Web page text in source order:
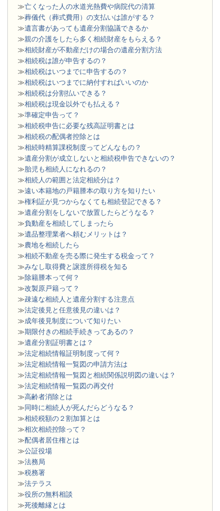
≫亡くなった人の水道光熱費や病院代の清算
≫葬儀代（葬式費用）の支払いは誰がする？
≫遺言書があっても遺産分割協議できるか
≫親の介護をしたら多く相続財産をもらえる？
≫相続財産が不動産だけの場合の遺産分割方法
≫相続税は誰が申告するの？
≫相続税はいつまでに申告するの？
≫相続税はいつまでに納付すればいいのか
≫相続税は分割払いできる？
≫相続税は現金以外でも払える？
≫準確定申告って？
≫相続税申告に必要な残高証明書とは
≫相続税の配偶者控除とは
≫相続時精算課税制度ってどんなもの？
≫遺産分割が成立しないと相続税申告できないの？
≫胎児も相続人になれるの？
≫相続人の範囲と法定相続分は？
≫遠い本籍地の戸籍謄本の取り方を知りたい
≫権利証が見つからなくても相続登記できる？
≫遺産分割をしないで放置したらどうなる？
≫負動産を相続してしまったら
≫遺品整理業者へ頼むメリットは？
≫農地を相続したら
≫相続不動産を売る際に発生する税金って？
≫みなし取得費と譲渡所得税を知る
≫除籍謄本って何？
≫改製原戸籍って？
≫疎遠な相続人と遺産分割する注意点
≫法定後見と任意後見の違いは？
≫成年後見制度について知りたい
≫期限付きの相続手続きってあるの？
≫遺産分割証明書とは？
≫法定相続情報証明制度って何？
≫法定相続情報一覧図の申請方法は
≫法定相続情報一覧図と相続関係説明図の違いは？
≫法定相続情報一覧図の再交付
≫高齢者消除とは
≫同時に相続人が死んだらどうなる？
≫相続税額の２割加算とは
≫相次相続控除って？
≫配偶者居住権とは
≫公証役場
≫法務局
≫税務署
≫法テラス
≫役所の無料相談
≫死後離縁とは